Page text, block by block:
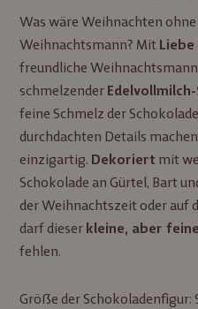
Was wäre Weihnachten
Weihnachtsmann? Mit
freundliche
schmelzender
feine Schmelz der
durchdachten Details
einzigartig. Dekoriert mit
Schokolade an Gürtel, Bart
der Weihnachtszeit oder auf
darf dieser kleine, aber
fehlen.
Größe der Schokoladenfigur: